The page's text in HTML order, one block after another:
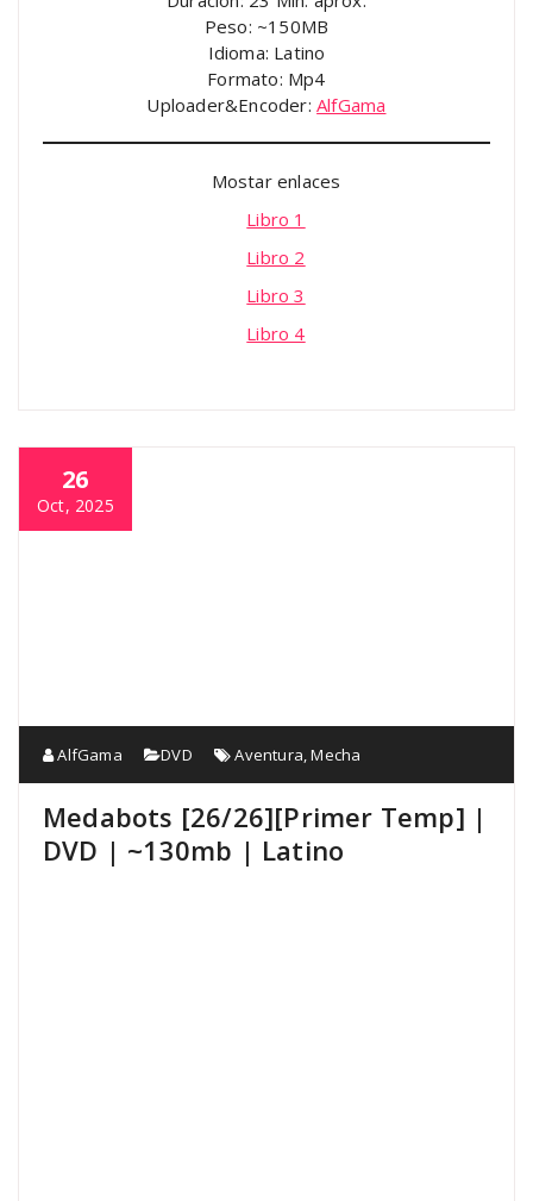
Peso: ~150MB
Idioma: Latino
Formato: Mp4
Uploader&Encoder:AlfGama
Mostar enlaces
Libro 1
Libro 2
Libro 3
Libro 4
26
Oct, 2025
AlfGama DVD Aventura,Mecha
Medabots [26/26][Primer Temp] |
DVD | ~130mb | Latino